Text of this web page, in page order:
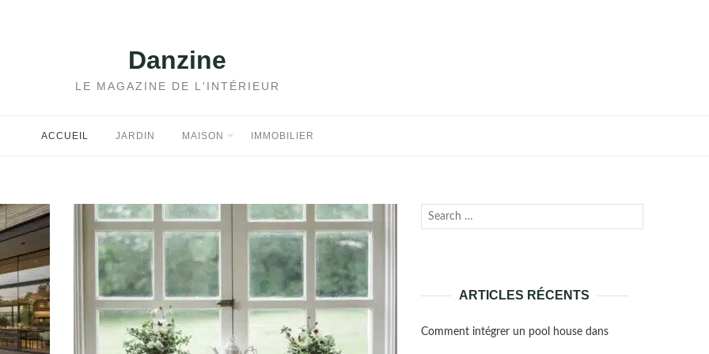
Danzine
LE MAGAZINE DE L'INTÉRIEUR
ACCUEIL JARDIN MAISON IMMOBILIER
Recherche
ARTICLES RÉCENTS
Comment intégrer un pool house dans